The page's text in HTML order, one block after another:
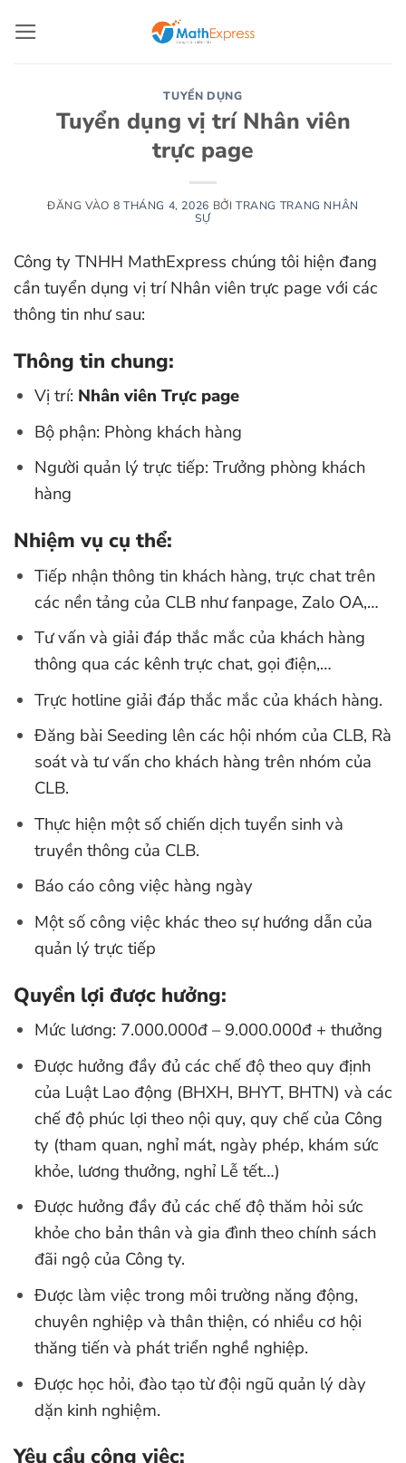
qua
TUYỂN DỤNG
Tuyển dụng vị trí Nhân viên
trực page
ĐĂNG VÀO 8 THÁNG 4, 2026 BỞITRANG TRANG NHÂN
SỰ
Công ty TNHH MathExpress chúng tôi hiện đang
cần tuyển dụng vị trí Nhân viên trực page với các
thông tin như sau:
Thông tin chung:
Vị trí: Nhân viên Trực page
Bộ phận: Phòng khách hàng
Người quản lý trực tiếp: Trưởng phòng khách
hàng
Nhiệm vụ cụ thể:
Tiếp nhận thông tin khách hàng, trực chat trên
các nền tảng của CLB như fanpage, Zalo OA,…
Tư vấn và giải đáp thắc mắc của khách hàng
thông qua các kênh trực chat, gọi điện,…
Trực hotline giải đáp thắc mắc của khách hàng.
Đăng bài Seeding lên các hội nhóm của CLB, Rà
soát và tư vấn cho khách hàng trên nhóm của
CLB.
Thực hiện một số chiến dịch tuyển sinh và
truyền thông của CLB.
Báo cáo công việc hàng ngày
Một số công việc khác theo sự hướng dẫn của
quản lý trực tiếp
Quyền lợi được hưởng:
Mức lương: 7.000.000đ – 9.000.000đ + thưởng
Được hưởng đầy đủ các chế độ theo quy định
của Luật Lao động (BHXH, BHYT, BHTN) và các
chế độ phúc lợi theo nội quy, quy chế của Công
ty (tham quan, nghỉ mát, ngày phép, khám sức
khỏe, lương thưởng, nghỉ Lễ tết…)
Được hưởng đầy đủ các chế độ thăm hỏi sức
khỏe cho bản thân và gia đình theo chính sách
đãi ngộ của Công ty.
Được làm việc trong môi trường năng động,
chuyên nghiệp và thân thiện, có nhiều cơ hội
thăng tiến và phát triển nghề nghiệp.
Được học hỏi, đào tạo từ đội ngũ quản lý dày
dặn kinh nghiệm.
Yêu cầu công việc: